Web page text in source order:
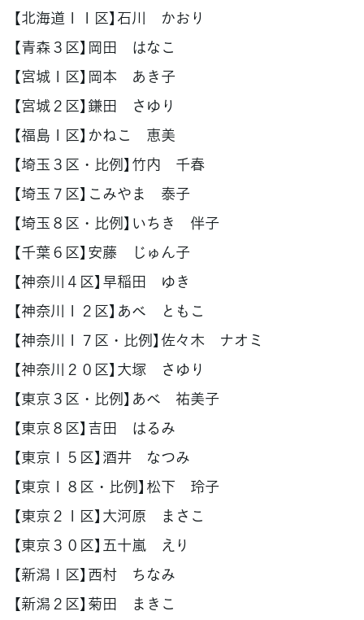
【北海道１１区】石川 かおり
【青森３区】岡田 はなこ
【宮城１区】岡本 あき子
【宮城２区】鎌田 さゆり
【福島１区】かねこ 恵美
【埼玉３区・比例】竹内 千春
【埼玉７区】こみやま 泰子
【埼玉８区・比例】いちき 伴子
【千葉６区】安藤 じゅん子
【神奈川４区】早稲田 ゆき
【神奈川１２区】あべ ともこ
【神奈川１７区・比例】佐々木 ナオミ
【神奈川２０区】大塚 さゆり
【東京３区・比例】あべ 祐美子
【東京８区】吉田 はるみ
【東京１５区】酒井 なつみ
【東京１８区・比例】松下 玲子
【東京２１区】大河原 まさこ
【東京３０区】五十嵐 えり
【新潟１区】西村 ちなみ
【新潟２区】菊田 まきこ